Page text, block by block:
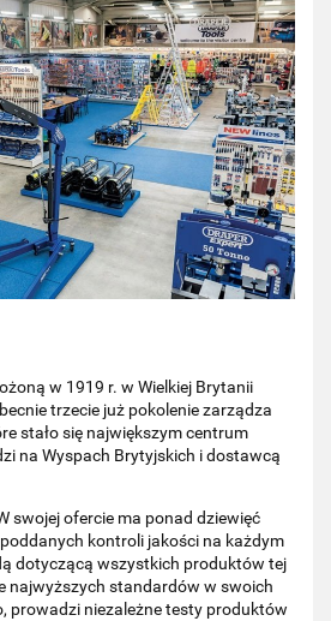
w 1919 r. w Wielkiej Brytanii
trzecie już pokolenie zarządza
stało się największym centrum
na Wyspach Brytyjskich i dostawcą
swojej ofercie ma ponad dziewięć
kontroli jakości na każdym
dotyczącą wszystkich produktów tej
najwyższych standardów w swoich
prowadzi niezależne testy produktów